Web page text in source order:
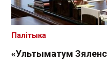
«Ультыматум
Палітыка